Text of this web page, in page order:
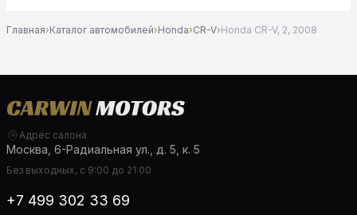
Главная›Каталог автомобилей›Honda›CR-V›Honda CR-V, 2, 2008
Адрес салона
Москва, 6-Радиальная ул., д. 5, к. 5
Без выходных, с 9:00 до 21:00
+7 499 302 33 69